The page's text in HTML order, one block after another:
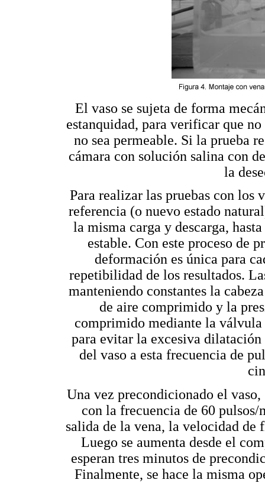
El vaso se sujeta de forma
estanquidad, para verificar que
no sea permeable. Si la prueba
cámara con solución salina con
la
Para realizar las pruebas con los
referencia (o nuevo estado
la misma carga y descarga,
estable. Con este proceso de
deformación es única para
repetibilidad de los resultados.
manteniendo constantes la
de aire comprimido y la
comprimido mediante la
para evitar la excesiva
del vaso a esta frecuencia de
Una vez precondicionado el
con la frecuencia de 60
salida de la vena, la velocidad
Luego se aumenta desde el
esperan tres minutos de
Finalmente, se hace la misma